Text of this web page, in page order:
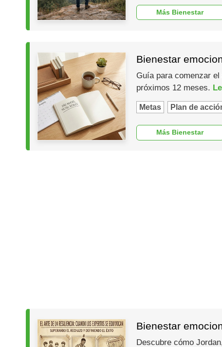
Más Bienestar
Bienestar
Guía para comenzar
próximos 12 meses.
Metas Plan de
Más Bienestar
Bienestar
Descubre cómo